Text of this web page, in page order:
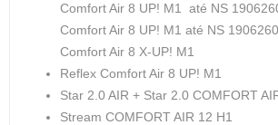
Comfort Air 8 UP! M1 até NS
Comfort Air 8 UP! M1 até NS
Comfort Air 8 X-UP! M1
Reflex Comfort Air 8 UP! M1
Star 2.0 AIR + Star 2.0 COMFORT
Stream COMFORT AIR 12 H1